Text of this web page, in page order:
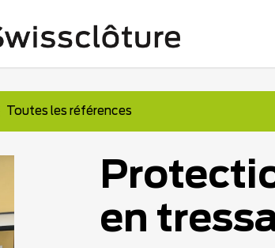
Toutes les références
en